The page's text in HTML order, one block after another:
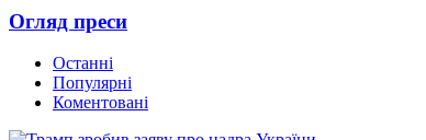
Огляд преси
Останні
Популярні
Коментовані